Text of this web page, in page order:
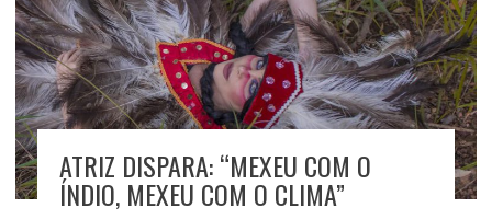
ATRIZ DISPARA: “MEXEU COM O
ÍNDIO, MEXEU COM O CLIMA”